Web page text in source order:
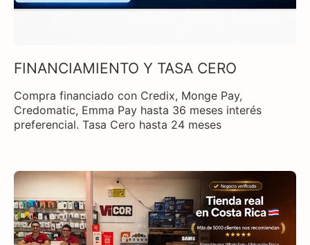
FINANCIAMIENTO Y TASA CERO
Compra financiado con Credix, Monge Pay,
Credomatic, Emma Pay hasta 36 meses interés
preferencial. Tasa Cero hasta 24 meses